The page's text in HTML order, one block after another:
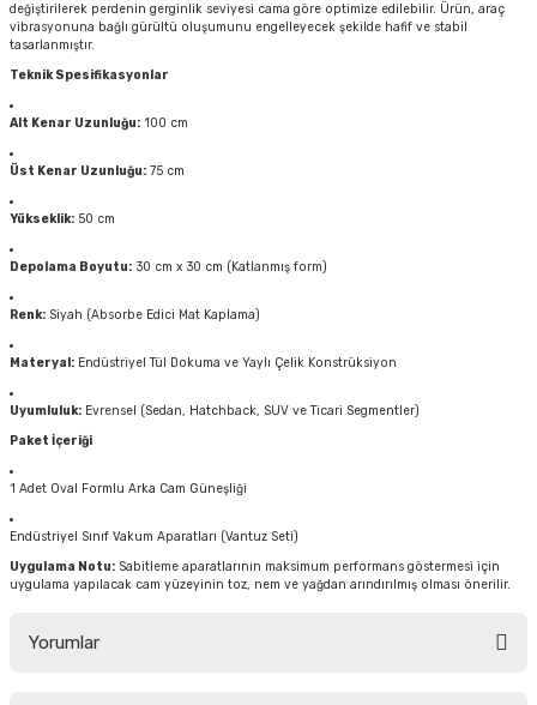
değiştirilerek perdenin gerginlik seviyesi cama göre optimize edilebilir. Ürün, araç
vibrasyonuna bağlı gürültü oluşumunu engelleyecek şekilde hafif ve stabil
tasarlanmıştır.
Teknik Spesifikasyonlar
Alt Kenar Uzunluğu: 100 cm
Üst Kenar Uzunluğu: 75 cm
Yükseklik: 50 cm
Depolama Boyutu: 30 cm x 30 cm (Katlanmış form)
Renk: Siyah (Absorbe Edici Mat Kaplama)
Materyal: Endüstriyel Tül Dokuma ve Yaylı Çelik Konstrüksiyon
Uyumluluk: Evrensel (Sedan, Hatchback, SUV ve Ticari Segmentler)
Paket İçeriği
1 Adet Oval Formlu Arka Cam Güneşliği
Endüstriyel Sınıf Vakum Aparatları (Vantuz Seti)
Uygulama Notu: Sabitleme aparatlarının maksimum performans göstermesi için
uygulama yapılacak cam yüzeyinin toz, nem ve yağdan arındırılmış olması önerilir.
Yorumlar